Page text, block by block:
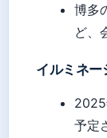
博多
ど、
イルミネー
2025
予定